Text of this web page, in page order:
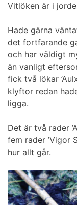
Vitlöken är i
Hade gärna
det fortfarande
och har väldigt
än vanligt
fick två lökar
klyftor redan
ligga.
Det är två rader
fem rader ’Vigor
hur allt går.